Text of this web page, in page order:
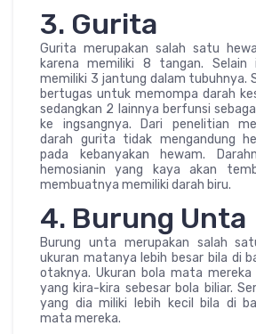
3. Gurita
Gurita merupakan salah satu
karena memiliki 8 tangan. Selain
memiliki 3 jantung dalam tubuhnya.
bertugas untuk memompa darah
sedangkan 2 lainnya berfunsi
ke ingsangnya. Dari penelitian
darah gurita tidak mengandung
pada kebanyakan hewam.
hemosianin yang kaya akan
membuatnya memiliki darah biru.
4. Burung Unta
Burung unta merupakan salah
ukuran matanya lebih besar bila di
otaknya. Ukuran bola mata mereka
yang kira-kira sebesar bola biliar.
yang dia miliki lebih kecil bila di
mata mereka.